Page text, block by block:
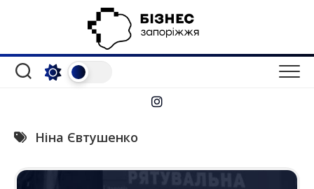
Ніна Євтушенко